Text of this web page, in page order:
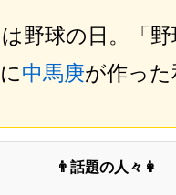
野球の日。「
中馬庚が作った
👨話題の人々👩